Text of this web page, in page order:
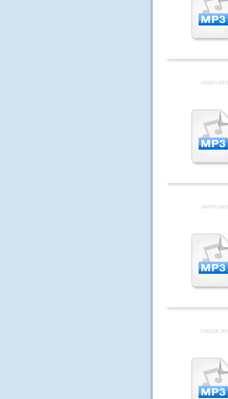
ANGRY.MP3
HAPPY.MP3